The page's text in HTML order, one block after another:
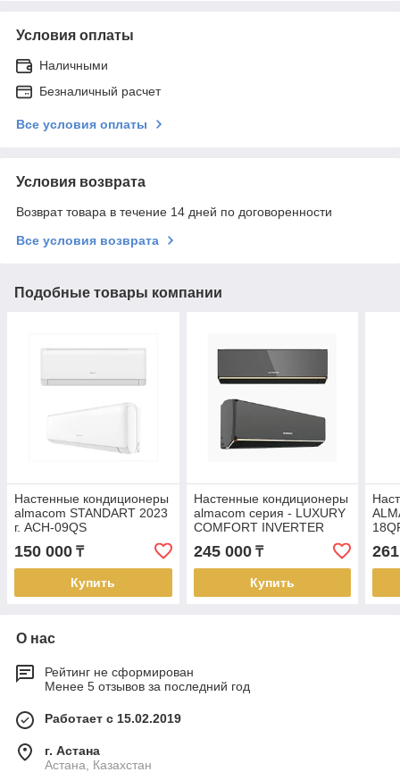
Условия оплаты
Наличными
Безналичный расчет
Все условия оплаты
Условия возврата
Возврат товара в течение 14 дней по договоренности
Все условия возврата
Подобные товары компании
Настенные кондиционеры
almacom STANDART 2023
г. ACH-09QS
150 000 ₸
Купить
Настенные кондиционеры
almacom серия - LUXURY
COMFORT INVERTER
NEW!!! ACH-12LCi
245 000₸
Купить
О нас
Рейтинг не сформирован
Менее 5 отзывов за последний год
Работает с 15.02.2019
г. Астана
Астана, Казахстан